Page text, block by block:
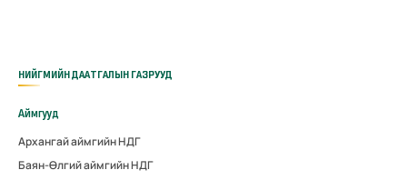
НИЙГМИЙН ДААТГАЛЫН ГАЗРУУД
Аймгууд
Архангай аймгийн НДГ
Баян-Өлгий аймгийн НДГ